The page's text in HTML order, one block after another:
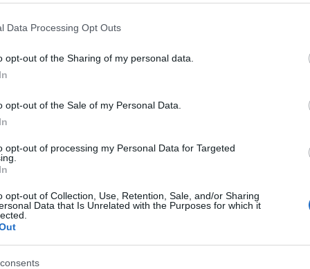
Data Processing Opt Outs
opt-out of the Sharing of my personal data.
opt-out of the Sale of my Personal Data.
opt-out of processing my Personal Data for Targeted
opt-out of Collection, Use, Retention, Sale, and/or Sharing
Data that Is Unrelated with the Purposes for which it
készenléti jellegű munkakört lát el (portás,
hozzátartozója vagy tulajdonosa. Feltételezem,
Az ún. munkaidő-keret esetén lehetőség van
de a munkahét ebben az esetben is maximum
jogellenes.
pótlékok (délutáni, éjszakai) is járnak
keretben végzik a munkájukat. Egy
számíthatna a munkáltatójuk.
Geci:
miatt